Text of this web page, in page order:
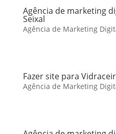
Agência de marketing
Seixal
Agência de Marketing
Fazer site para
Agência de Marketing